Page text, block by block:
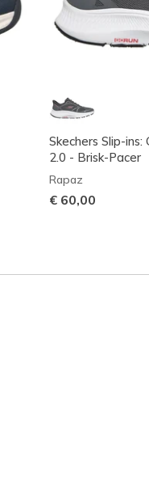
Skechers Slip-ins:
2.0 - Brisk-Pacer
Rapaz
€ 60,00